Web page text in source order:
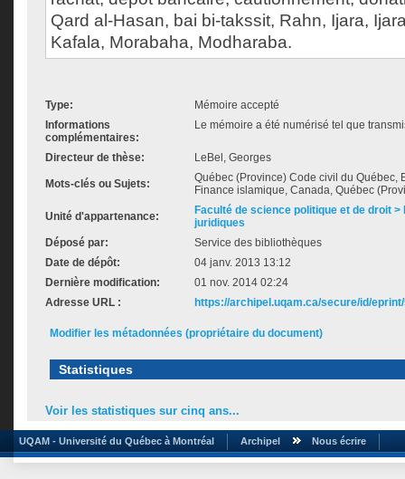
Qard al-Hasan, bai bi-takssit, Rahn, Ijara,
Kafala, Morabaha, Modharaba.
Type:
Mémoire accepté
Informations
complémentaires:
Le mémoire a été numérisé tel que
Directeur de thèse: LeBel, Georges
Mots-clés ou Sujets:
Québec (Province) Code civil du Québec,
Finance islamique, Canada, Québec
Unité d'appartenance:
Faculté de science politique et de droit
juridiques
Déposé par:
Service des bibliothèques
Date de dépôt:
04 janv. 2013 13:12
Dernière modification:
01 nov. 2014 02:24
Adresse URL :
https://archipel.uqam.ca/secure/id/
Modifier les métadonnées (propriétaire du document)
Statistiques
Voir les statistiques sur cinq ans...
UQAM - Université du Québec à Montréal Archipel Nous écrire